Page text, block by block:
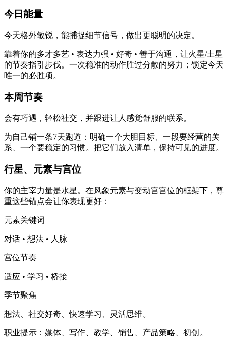
今日能量
今天格外敏锐，能捕捉细节信号，做出更聪明的决定。
靠着你的多才多艺 • 表达力强 • 好奇 • 善于沟通，让火星/土星
的节奏指引步伐。一次稳准的动作胜过分散的努力；锁定今天
唯一的必胜项。
本周节奏
会有巧遇，轻松社交，并跟进让人感觉舒服的联系。
为自己铺一条7天跑道：明确一个大胆目标、一段要经营的关
系、一个要稳定的习惯。把它们放入清单，保持可见的进度。
行星、元素与宫位
你的主宰力量是水星。在风象元素与变动宫宫位的框架下，尊
重这些锚点会让你表现更好：
元素关键词
对话 • 想法 • 人脉
宫位节奏
适应 • 学习 • 桥接
季节聚焦
想法、社交好奇、快速学习、灵活思维。
职业提示：媒体、写作、教学、销售、产品策略、初创。